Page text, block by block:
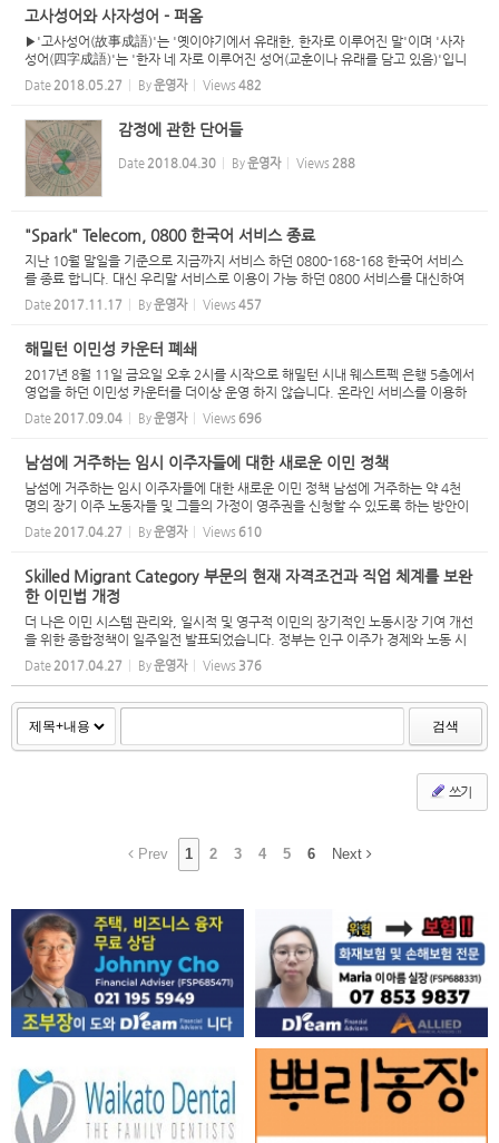
고사성어와 사자성어 - 퍼옴
▶'고사성어(故事成語)'는 '옛이야기에서 유래한, 한자로 이루어진 말'이며 '사자
성어(四字成語)'는 '한자 네 자로 이루어진 성어(교훈이나 유래를 담고 있음)'입니
다. '고사성어'와 '사자성어'의 공통점은 '한자로 이루어진 말'이라는 것이며 차이점
은 '고사...
Date 2018.05.27 By운영자 Views 482
감정에 관한 단어들
Date 2018.04.30 By운영자 Views 288
"Spark" Telecom, 0800 한국어 서비스 종료
지난 10월 말일을 기준으로 지금까지 서비스 하던 0800-168-168 한국어 서비스
를 종료 합니다. 대신 우리말 서비스로 이용이 가능 하던 0800 서비스를 대신하여
"123"를 누르시면 한국어 서비스로 접속이 가능 하십니다. 카톡으로도 서비스가 됩
니다. Spark NZ...
Date 2017.11.17 By운영자 Views 457
해밀턴 이민성 카운터 폐쇄
2017년 8월 11일 금요일 오후 2시를 시작으로 해밀턴 시내 웨스트펙 은행 5층에서
영업을 하던 이민성 카운터를 더이상 운영 하지 않습니다. 온라인 서비스를 이용하
시거나 완성된 서류를 우편이나 택배를 이용하여 이민성으로 보내 주시면 접수가 됩
니다. 보...
Date 2017.09.04 By운영자 Views 696
남섬에 거주하는 임시 이주자들에 대한 새로운 이민 정책
남섬에 거주하는 임시 이주자들에 대한 새로운 이민 정책 남섬에 거주하는 약 4천
명의 장기 이주 노동자들 및 그들의 가정이 영주권을 신청할 수 있도록 하는 방안이
어제 발표되었습니다. 남섬에 노동 수요를 채우고, 남섬에 잘 정착하여 살고 있는 저
기술의...
Date 2017.04.27 By운영자 Views 610
Skilled Migrant Category 부문의 현재 자격조건과 직업 체계를 보완
한 이민법 개정
더 나은 이민 시스템 관리와, 일시적 및 영구적 이민의 장기적인 노동시장 기여 개선
을 위한 종합정책이 일주일전 발표되었습니다. 정부는 인구 이주가 경제와 노동 시
장을 최대치로 지원할 수 있도록 초점을 맞추고 있습니다. 우리의 이민 정책이 적합
한 사람...
Date 2017.04.27 By운영자 Views 376
검색
쓰기
Prev 1 2 3 4 5 6 Next